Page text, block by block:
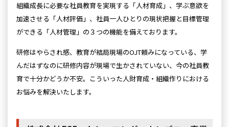
組織成長に必要な社員教育を実現する「人材育成」、学ぶ意欲を
加速させる「人材評価」、社員一人ひとりの現状把握と目標管理
ができる「人材管理」の３つの機能を備えております。
研修はやらされ感、教育が結局現場のOJT頼みになっている、学
んだはずなのに研修内容が現場で生かされていない、今の社員教
育で十分かどうか不安。こういった人財育成・組織作りにおける
お悩みを解決いたします。